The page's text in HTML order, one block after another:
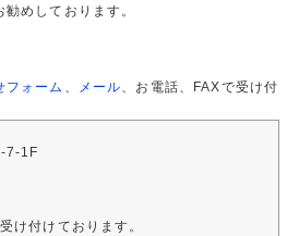
めしております。
フォーム メール 、お電話、FAXで受け付
7-1F
け付けております。